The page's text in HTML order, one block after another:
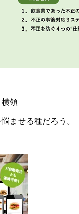
領
ませる種だろう。